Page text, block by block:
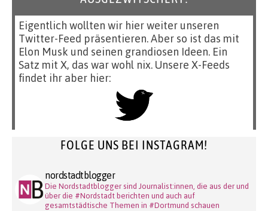
Eigentlich wollten wir hier weiter unseren
Twitter-Feed präsentieren. Aber so ist das mit
Elon Musk und seinen grandiosen Ideen. Ein
Satz mit X, das war wohl nix. Unsere X-Feeds
findet ihr aber hier:
FOLGE UNS BEI INSTAGRAM!
nordstadtblogger
Die Nordstadtblogger sind Journalist:innen, die aus der und
über die #Nordstadt berichten und auch auf
gesamtstädtische Themen in #Dortmund schauen